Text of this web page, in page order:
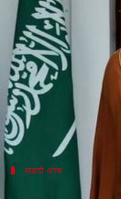
लेखन मुकुल तोमर
क्या है खबर?
सऊदी अरब के राजकुमार
पुलवामा हमले की
वार्ता के बाद जारी
प्रधानमंत्री मोदी ने
सऊदी अरब
सऊदी अरब